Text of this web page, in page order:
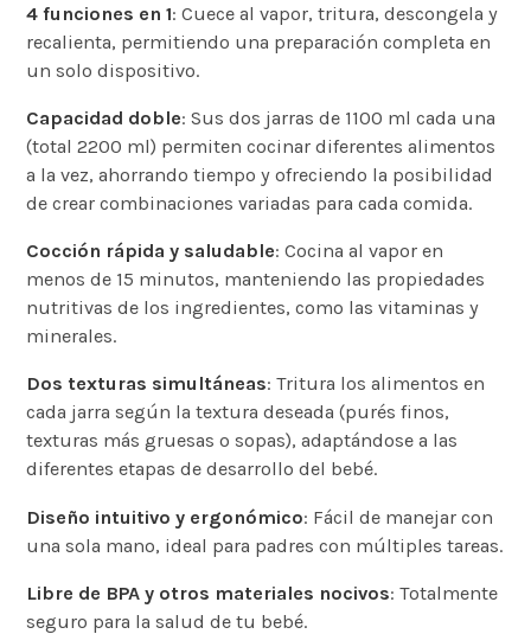
4 funciones en 1: Cuece al vapor, tritura, descongela y
recalienta, permitiendo una preparación completa en
un solo dispositivo.
Capacidad doble: Sus dos jarras de 1100 ml cada una
(total 2200 ml) permiten cocinar diferentes alimentos
a la vez, ahorrando tiempo y ofreciendo la posibilidad
de crear combinaciones variadas para cada comida.
Cocción rápida y saludable: Cocina al vapor en
menos de 15 minutos, manteniendo las propiedades
nutritivas de los ingredientes, como las vitaminas y
minerales.
Dos texturas simultáneas: Tritura los alimentos en
cada jarra según la textura deseada (purés finos,
texturas más gruesas o sopas), adaptándose a las
diferentes etapas de desarrollo del bebé.
Diseño intuitivo y ergonómico: Fácil de manejar con
una sola mano, ideal para padres con múltiples tareas.
Libre de BPA y otros materiales nocivos: Totalmente
seguro para la salud de tu bebé.